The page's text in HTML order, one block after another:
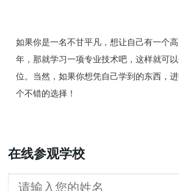
如果你是一名不甘平凡，想让自己有一个
年，那就学习一项专业技术吧，这样就可
位。当然，如果你想凭自己学到的东西，
个不错的选择！
在线参观学校